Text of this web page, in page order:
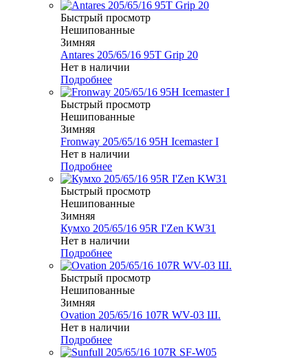
Быстрый просмотр
Нешипованные
Зимняя
Antares 205/65/16 95T Grip 20
Нет в наличии
Подробнее
Быстрый просмотр
Нешипованные
Зимняя
Fronway 205/65/16 95H Icemaster I
Нет в наличии
Подробнее
Быстрый просмотр
Нешипованные
Зимняя
Кумхо 205/65/16 95R I'Zen KW31
Нет в наличии
Подробнее
Быстрый просмотр
Нешипованные
Зимняя
Ovation 205/65/16 107R WV-03 Ш.
Нет в наличии
Подробнее